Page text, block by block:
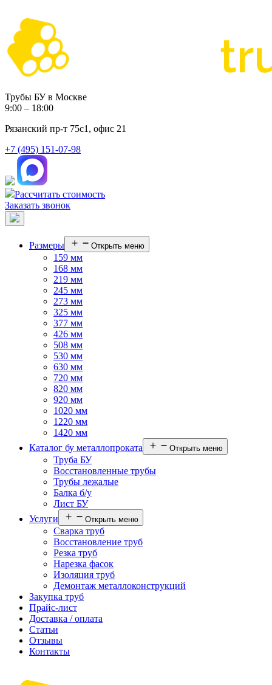
Трубы БУ в Москве
9:00 – 18:00
Рязанский пр-т 75с1, офис 21
+7 (495) 151-07-98
Рассчитать стоимость
Заказать звонок
Размеры Открыть меню
159 мм
168 мм
219 мм
245 мм
273 мм
325 мм
377 мм
426 мм
508 мм
530 мм
630 мм
720 мм
820 мм
920 мм
1020 мм
1220 мм
1420 мм
Каталог бу металлопроката
Открыть меню
Труба БУ
Восстановленные трубы
Трубы лежалые
Балка б/у
Лист БУ
Услуги
Открыть меню
Сварка труб
Восстановление труб
Резка труб
Нарезка фасок
Изоляция труб
Демонтаж металлоконструкций
Закупка труб
Прайс-лист
Доставка / оплата
Статьи
Отзывы
Контакты